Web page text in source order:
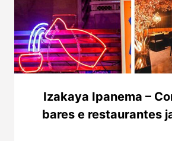
Izakaya Ipanema –
bares e restaurantes